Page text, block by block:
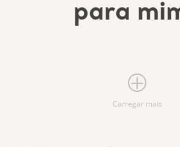
para
Carregar mais